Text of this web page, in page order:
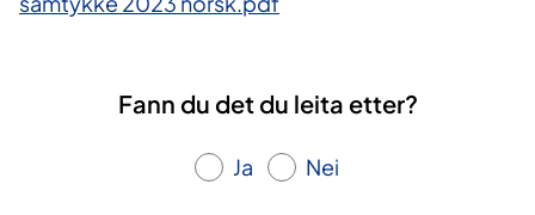
Fann du det du leita etter?
Ja Nei